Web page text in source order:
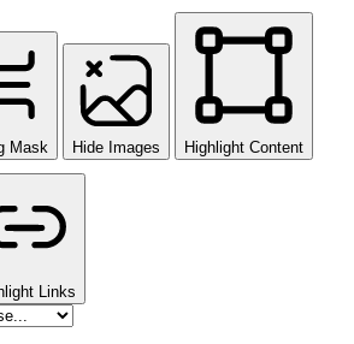
Mask Hide Images Highlight Content
Links